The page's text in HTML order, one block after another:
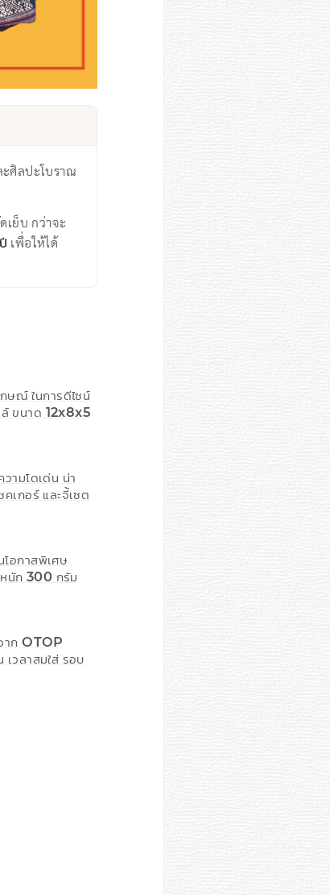
ศิลปะโบราณ
ย็บ กว่าจะ
เพื่อให้ได้
ษณ์ ในการดีไซน์
ล์ ขนาด 12x8x5
ามโดเด่น น่า
เกอร์ และจี้เซต
อกาสพิเศษ
นัก 300 กรัม
าก OTOP
วลาสมใส่ รอบ